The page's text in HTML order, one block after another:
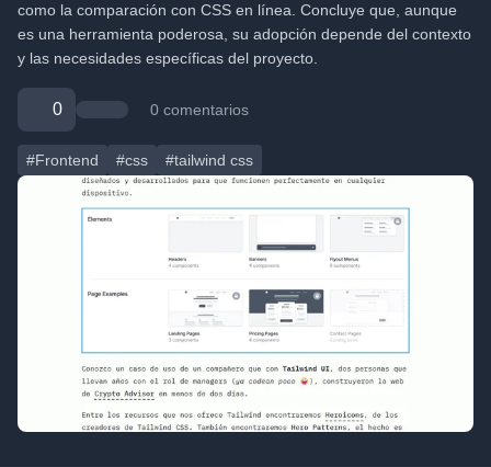
como la comparación con CSS en línea. Concluye que, aunque
es una herramienta poderosa, su adopción depende del contexto
y las necesidades específicas del proyecto.
0 0 comentarios
#Frontend #css #tailwind css